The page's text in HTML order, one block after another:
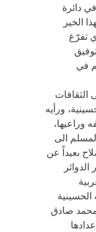
دائرة
الخير
تفرّغ
في
الثقافات
ورأيه
وراعيها،
الى
بعيداً عن
محمد صادق